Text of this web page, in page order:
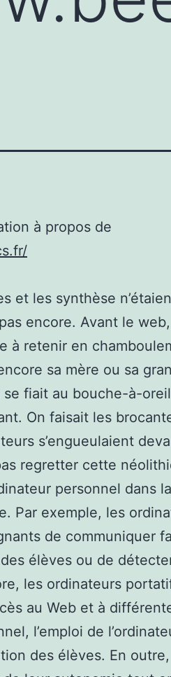
à propos de
et les synthèse
encore. Avant le
à retenir en
sa mère ou sa
fiait au bouche-à-
On faisait les
s’engueulaient
regretter cette
personnel dans
Par exemple, les
de communiquer
élèves ou de
les ordinateurs
au Web et à
l’emploi de
des élèves. En outre,